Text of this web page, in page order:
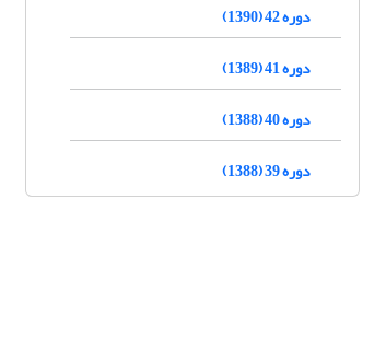
دوره 42 (1390)
دوره 41 (1389)
دوره 40 (1388)
دوره 39 (1388)